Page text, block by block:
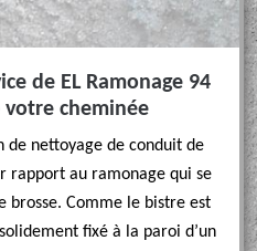
de EL Ramonage 94
cheminée
de nettoyage de conduit de
rapport au ramonage qui se
brosse. Comme le bistre est
fixé à la paroi d’un